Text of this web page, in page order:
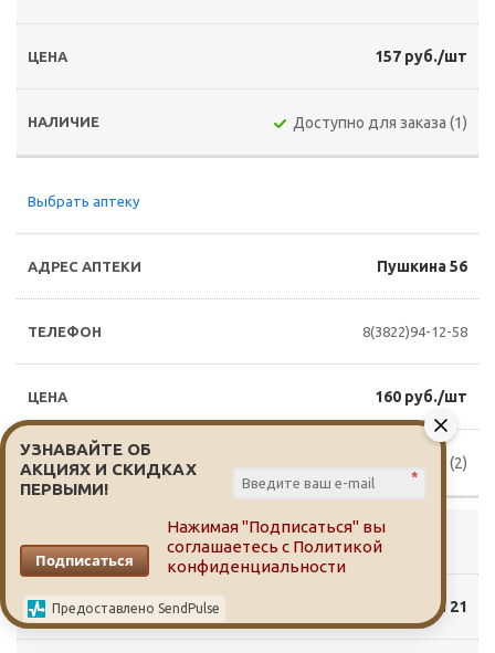
157 руб./шт
Доступно для заказа (1)
Выбрать аптеку
Пушкина 56
8(3822)94-12-58
160 руб./шт
Доступно для заказа (2)
Выбрать аптеку
Смирнова 21
УЗНАВАЙТЕ ОБ
АКЦИЯХ И СКИДКАХ
ПЕРВЫМИ!
*
Подписаться
Нажимая "Подписаться" вы
соглашаетесь с Политикой
конфиденциальности
Предоставлено SendPulse